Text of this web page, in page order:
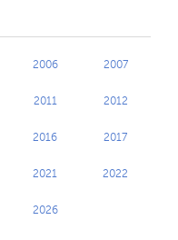
2006 2007
2011 2012
2016 2017
2021 2022
2026